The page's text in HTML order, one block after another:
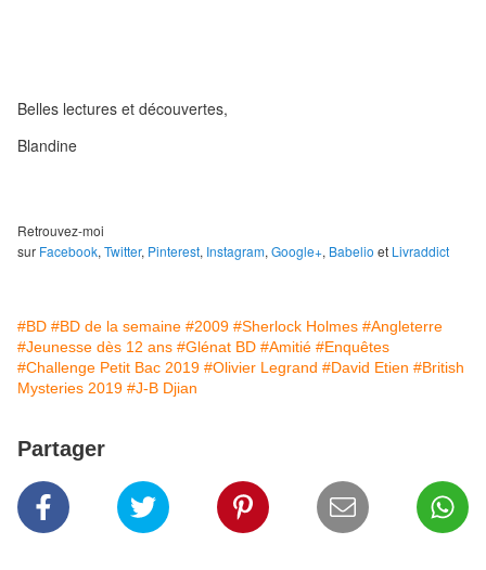
Belles lectures et découvertes,
Blandine
Retrouvez-moi
sur Facebook, Twitter, Pinterest, Instagram, Google+, Babelio et Livraddict
#BD #BD de la semaine #2009 #Sherlock Holmes #Angleterre
#Jeunesse dès 12 ans #Glénat BD #Amitié #Enquêtes
#Challenge Petit Bac 2019 #Olivier Legrand #David Etien #British
Mysteries 2019 #J-B Djian
Partager